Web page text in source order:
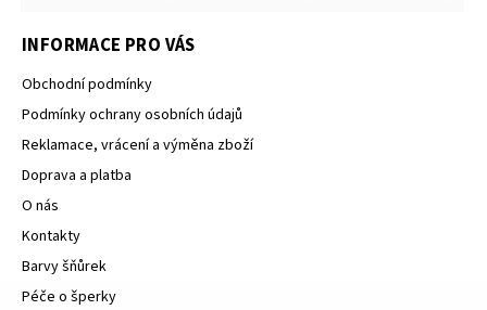
INFORMACE PRO VÁS
Obchodní podmínky
Podmínky ochrany osobních údajů
Reklamace, vrácení a výměna zboží
Doprava a platba
O nás
Kontakty
Barvy šňůrek
Péče o šperky